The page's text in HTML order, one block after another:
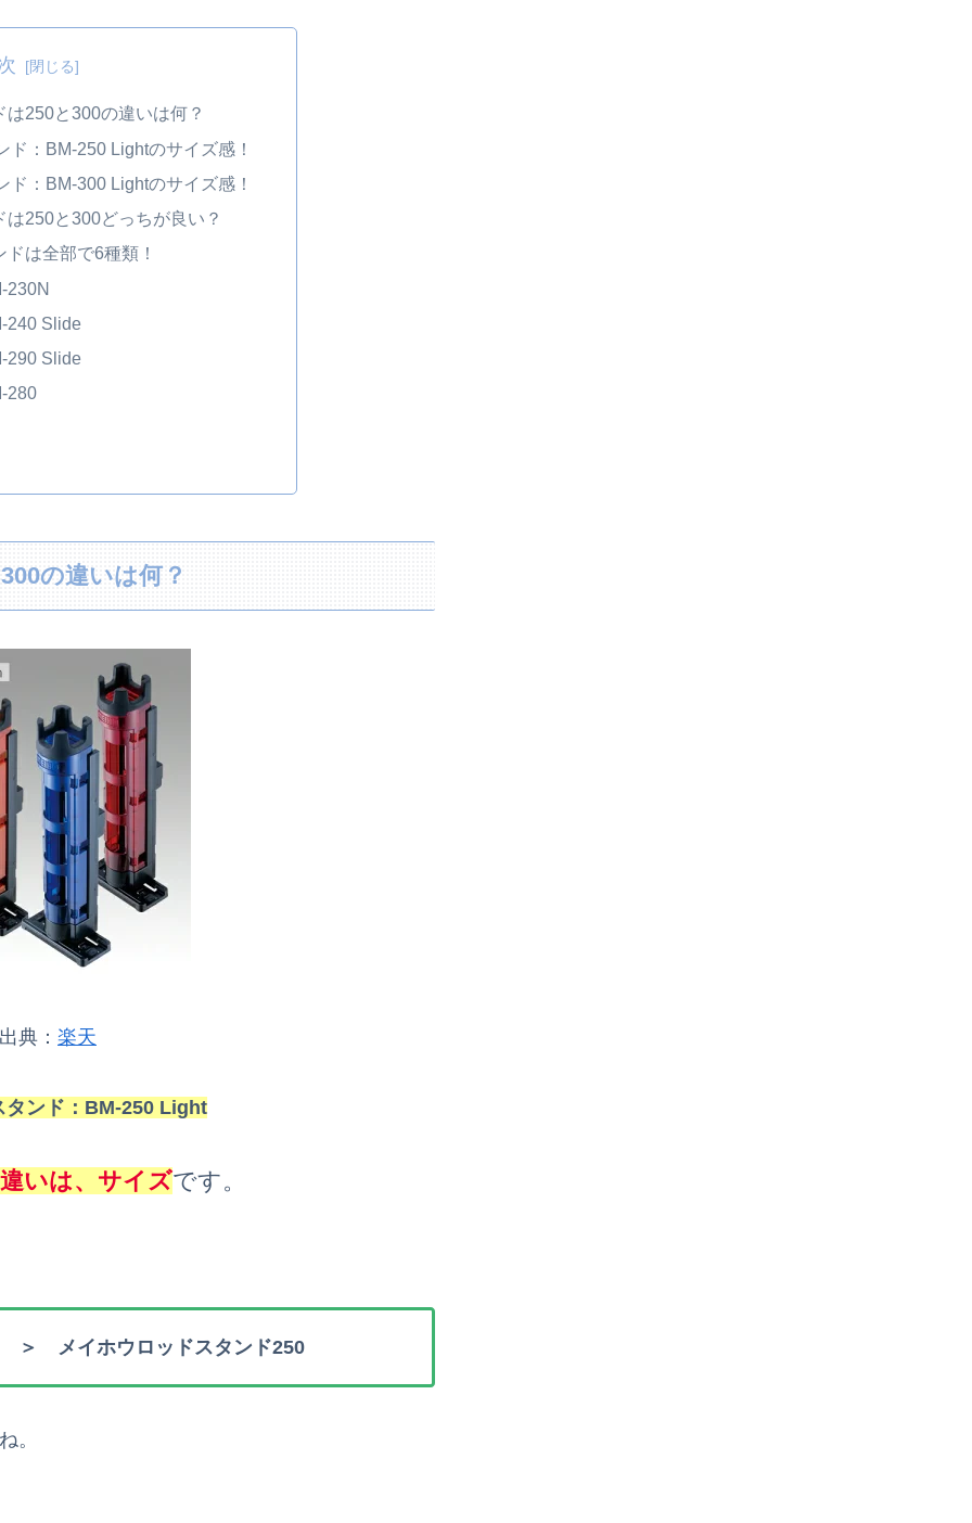
250と300の違いは何？
ド：BM-250 Lightのサイズ感！
ド：BM-300 Lightのサイズ感！
250と300どっちが良い？
は全部で6種類！
230N
240 Slide
290 Slide
280
の違いは何？
典： 楽天
タンド：BM-250 Light
いは、サイズです。
＞ メイホウロッドスタンド250
。